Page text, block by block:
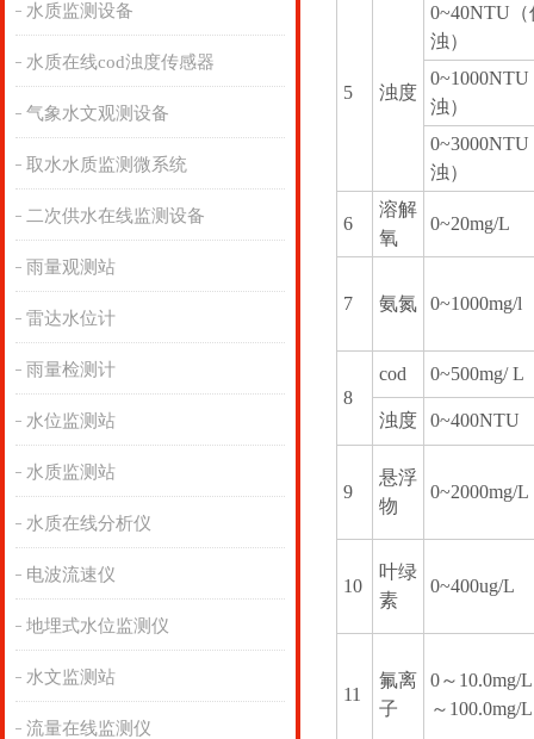
水质监测设备
水质在线cod浊度传感器
气象水文观测设备
取水水质监测微系统
二次供水在线监测设备
雨量观测站
雷达水位计
雨量检测计
水位监测站
水质监测站
水质在线分析仪
电波流速仪
地埋式水位监测仪
水文监测站
流量在线监测仪
5 浊度
0~40NTU（
浊）
浊）
浊）
6
溶解
氧
0~20mg/L
7 氨氮 0~1000mg/l
8
cod 0~500mg/ L
浊度 0~400NTU
9
悬浮
物
0~2000mg/L
10
叶绿
素
0~400ug/L
11
氟离
子
0～10.0mg/
～100.0mg/L